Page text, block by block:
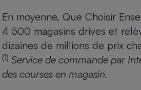
En moyenne, Que Choisir
4 500 magasins drives et
dizaines de millions de prix
(1) Service de commande par
des courses en magasin.